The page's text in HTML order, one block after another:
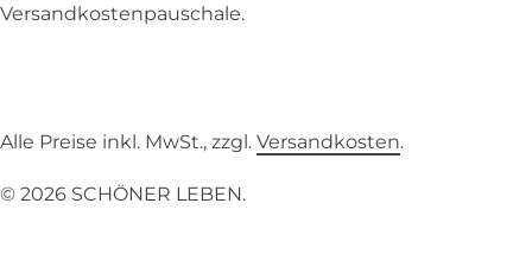
Versandkostenpauschale.
Alle Preise inkl. MwSt., zzgl. Versandkosten.
© 2026 SCHÖNER LEBEN.